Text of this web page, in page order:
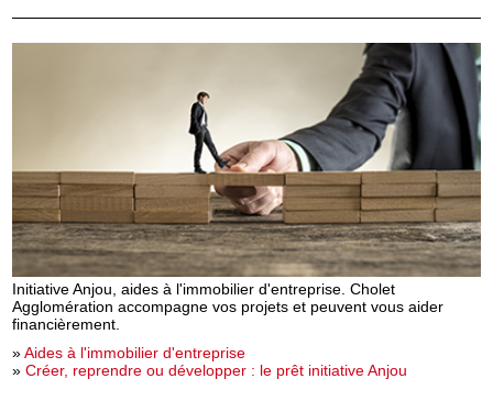
Initiative Anjou, aides à l'immobilier d'entreprise. Cholet
Agglomération accompagne vos projets et peuvent vous aider
financièrement.
»Aides à l'immobilier d'entreprise
»Créer, reprendre ou développer : le prêt initiative Anjou